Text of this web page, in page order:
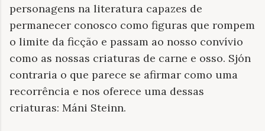
personagens na literatura capazes de
permanecer conosco como figuras que rompem
o limite da ficção e passam ao nosso convívio
como as nossas criaturas de carne e osso. Sjón
contraria o que parece se afirmar como uma
recorrência e nos oferece uma dessas
criaturas: Máni Steinn.